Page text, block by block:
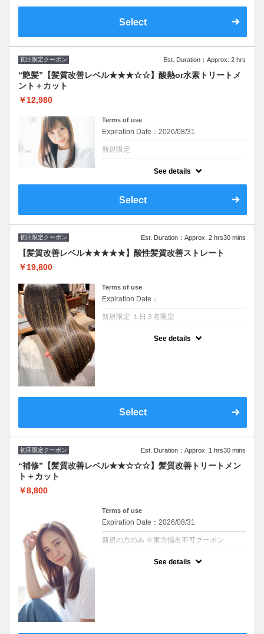
Select
初回限定クーポン Est. Duration：Approx. 2 hrs
“艶髪”【髪質改善レベル★★★☆☆】酸熱or水素トリートメ
ント＋カット
￥12,980
Terms of use
Expiration Date：2026/08/31
新規限定
類から担当スタイリストがご提案致します。
髪のお悩みご相談ください♪
で余裕を持ったご予約をお願い致します。
See details
Select
初回限定クーポン Est. Duration：Approx. 2 hrs30 mins
【髪質改善レベル★★★★★】酸性髪質改善ストレート
￥19,800
Terms of use
Expiration Date：
新規限定 １日３名限定
See details
Select
初回限定クーポン Est. Duration：Approx. 1 hrs30 mins
“補修”【髪質改善レベル★★☆☆☆】髪質改善トリートメン
ト＋カット
￥8,800
Terms of use
Expiration Date：2026/08/31
新規の方のみ ※東方指名不可クーポン
See details